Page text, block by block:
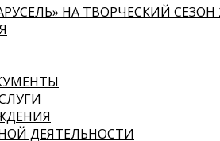
НА ТВОРЧЕСКИЙ СЕЗОН
ДЕЯТЕЛЬНОСТИ